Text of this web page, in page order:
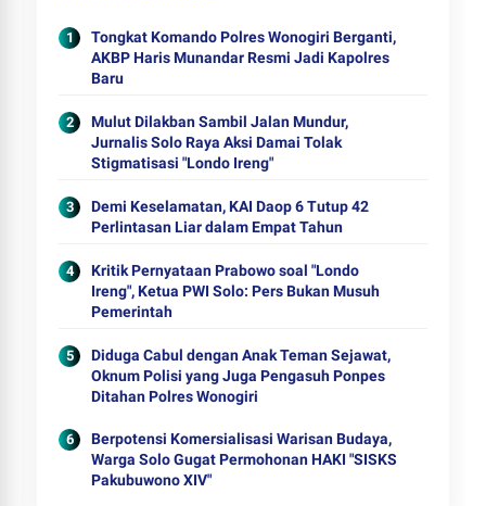
Tongkat Komando Polres Wonogiri Berganti,
AKBP Haris Munandar Resmi Jadi Kapolres
Baru
Mulut Dilakban Sambil Jalan Mundur,
Jurnalis Solo Raya Aksi Damai Tolak
Stigmatisasi "Londo Ireng"
Demi Keselamatan, KAI Daop 6 Tutup 42
Perlintasan Liar dalam Empat Tahun
Kritik Pernyataan Prabowo soal "Londo
Ireng", Ketua PWI Solo: Pers Bukan Musuh
Pemerintah
Diduga Cabul dengan Anak Teman Sejawat,
Oknum Polisi yang Juga Pengasuh Ponpes
Ditahan Polres Wonogiri
Berpotensi Komersialisasi Warisan Budaya,
Warga Solo Gugat Permohonan HAKI "SISKS
Pakubuwono XIV"